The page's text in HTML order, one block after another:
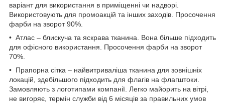
варіант для використання в приміщенні чи надворі.
Використовують для промоакцій та інших заходів. Просочення
фарби на зворот 90%.
• Атлас – блискуча та яскрава тканина. Вона більше підходить
для офісного використання. Просочення фарби на зворот
70%.
• Прапорна сітка – найвитриваліша тканина для зовнішніх
локацій, здебільшого підходить для флагів на флагштоки.
Замовляють з логотипами компанії. Легко майорить на вітрі,
не вигоряє, термін служби від 6 місяців за правильних умов